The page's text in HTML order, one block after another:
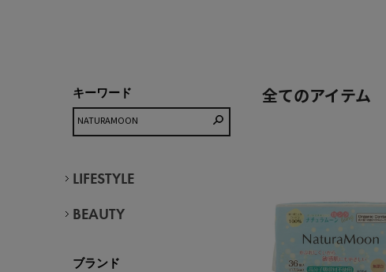
キーワード
LIFESTYLE
BEAUTY
ブランド
全てのアイテム